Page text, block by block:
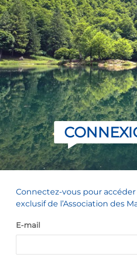
Connectez-vous pour
exclusif de l’Association des
E-mail